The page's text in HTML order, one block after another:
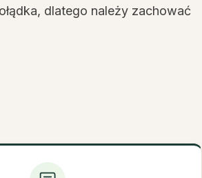
dlatego należy zachować